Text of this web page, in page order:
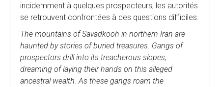
incidemment à quelques prospecteurs, les autorités
se retrouvent confrontées à des questions difficiles.
The mountains of Savadkooh in northern Iran are
haunted by stories of buried treasures. Gangs of
prospectors drill into its treacherous slopes,
dreaming of laying their hands on this alleged
ancestral wealth. As these gangs roam the